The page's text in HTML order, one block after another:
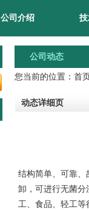
公司介绍
公司动态
您当前的位置： 首
动态详细页
结构简单、可靠、
卸，可进行无菌
工、食品、轻工